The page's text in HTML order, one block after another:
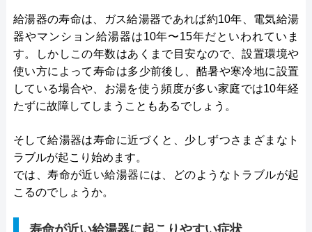
給湯器の寿命は、ガス給湯器であれば約10年、電気給湯
器やマンション給湯器は10年〜15年だといわれていま
す。しかしこの年数はあくまで目安なので、設置環境や
使い方によって寿命は多少前後し、酷暑や寒冷地に設置
している場合や、お湯を使う頻度が多い家庭では10年経
たずに故障してしまうこともあるでしょう。
そして給湯器は寿命に近づくと、少しずつさまざまなト
ラブルが起こり始めます。
では、寿命が近い給湯器には、どのようなトラブルが起
こるのでしょうか。
寿命が近い給湯器に起こりやすい症状